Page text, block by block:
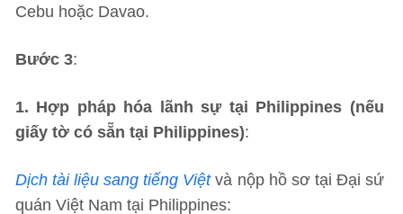
Cebu hoặc Davao.
Bước 3:
1. Hợp pháp hóa lãnh sự tại Philippines (nếu
giấy tờ có sẵn tại Philippines):
Dịch tài liệu sang tiếng Việtvà nộp hồ sơ tại Đại sứ
quán Việt Nam tại Philippines: